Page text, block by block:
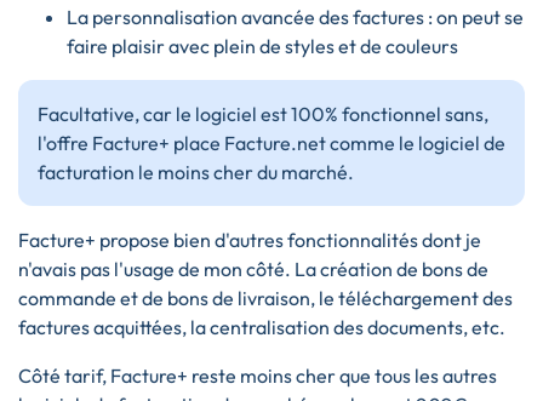
La personnalisation avancée des factures : on peut se
faire plaisir avec plein de styles et de couleurs
Facultative, car le logiciel est 100% fonctionnel sans,
l'offre Facture+ place Facture.net comme le logiciel de
facturation le moins cher du marché.
Facture+ propose bien d'autres fonctionnalités dont je
n'avais pas l'usage de mon côté. La création de bons de
commande et de bons de livraison, le téléchargement des
factures acquittées, la centralisation des documents, etc.
Côté tarif, Facture+ reste moins cher que tous les autres